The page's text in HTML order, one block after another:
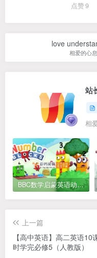
点赞9
love
相爱的心
站
相
BBC数学启蒙英语动画Numberblocks数字积木，全七季共161集，1080P高清视频带英文字幕
上一篇
【高中英语】高二英语10
时学完必修5（人教版）